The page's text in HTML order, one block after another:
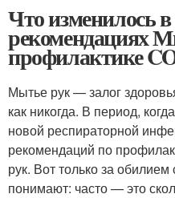
Что изменилось
рекомендациях
профилактике
Мытье рук — залог
как никогда. В период,
новой респираторной
рекомендаций по
рук. Вот только за
понимают: часто — это